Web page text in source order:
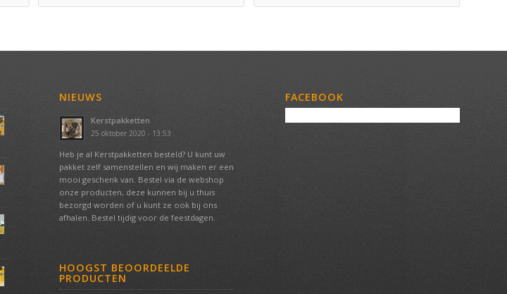
NIEUWS
Kerstpakketten
25 oktober 2020 - 13:53
Heb je al Kerstpakketten besteld? U kunt uw
pakket zelf samenstellen en wij maken er een
mooi geschenk van. Bestel via de webshop
onze producten, deze kunnen bij u thuis
bezorgd worden of u kunt ze ook bij ons
afhalen. Bestel tijdig voor de feestdagen.
HOOGST BEOORDEELDE
PRODUCTEN
FACEBOOK